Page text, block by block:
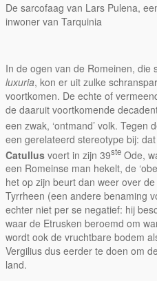
De sarcofaag van Lars Pulena,
inwoner van Tarquinia
In de ogen van de Romeinen, die
luxuria, kon er uit zulke
voortkomen. De echte of
de daaruit voortkomende
een zwak, ‘ontmand’ volk. Tegen
een gerelateerd stereotype bij:
Catullus voert in zijn 39ste Ode,
een Romeinse man hekelt, de
het op zijn beurt dan weer over de
Tyrrheen (een andere benaming
echter niet per se negatief: hij
waar de Etrusken beroemd om
wordt ook de vruchtbare bodem
Vergilius dus eerder te doen om
land.